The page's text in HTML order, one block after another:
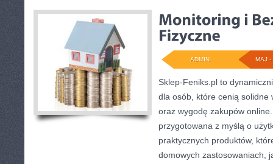
MAJ -
ADMIN
Sklep-Feniks.pl to
dla osób, które cenią solidne
oraz wygodę zakupów
przygotowana z myślą o
praktycznych produktów,
domowych zastosowaniach,